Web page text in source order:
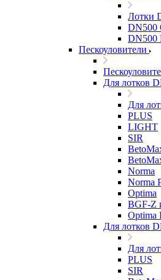
Лотки
DN500
DN500
Пескоуловители
Для лотков
Для
PLUS
LIGHT
SIR
Norma
Norma
Optima
BGF-Z
Optima
Для лотков
Для
PLUS
SIR